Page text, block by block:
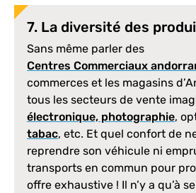
7. La diversité des
Sans même parler des
Centres Commerciaux
commerces et les magasins
tous les secteurs de vente
électronique, photographie,
tabac, etc. Et quel confort de
reprendre son véhicule ni
transports en commun pour
offre exhaustive ! Il n’y a qu’à